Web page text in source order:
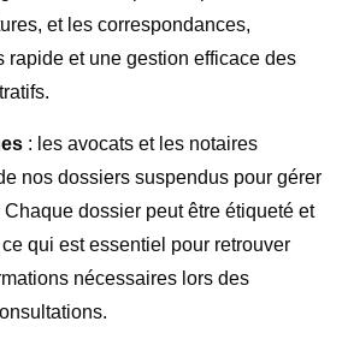
et les correspondances,
rapide et une gestion efficace des
: les avocats et les notaires
nos dossiers suspendus pour gérer
Chaque dossier peut être étiqueté et
qui est essentiel pour retrouver
nécessaires lors des